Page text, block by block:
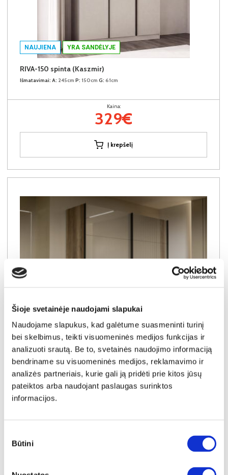
Šioje svetainėje naudojami slapukai
Naudojame slapukus, kad galėtume suasmeninti turinį
bei skelbimus, teikti visuomeninės medijos funkcijas ir
analizuoti srautą. Be to, svetainės naudojimo informaciją
bendriname su visuomeninės medijos, reklamavimo ir
analizės partneriais, kurie gali ją pridėti prie kitos jūsų
pateiktos arba naudojant paslaugas surinktos
informacijos.
pasirinkimas
Būtini
NAUJIENA YRA SANDĖLYJE
RIVA-150 spinta (Kaszmir)
Išmatavimai: A: 245cm P: 150cm G: 61cm
Kaina:
329€
Į krepšelį
SAVONA SVNS92411-T15 spinta be apdailos
Išmatavimai:A:211cmP:220cmG:61cm
Kaina taikyta laikotarpiu
2026-06-16 iki 2026-07-15